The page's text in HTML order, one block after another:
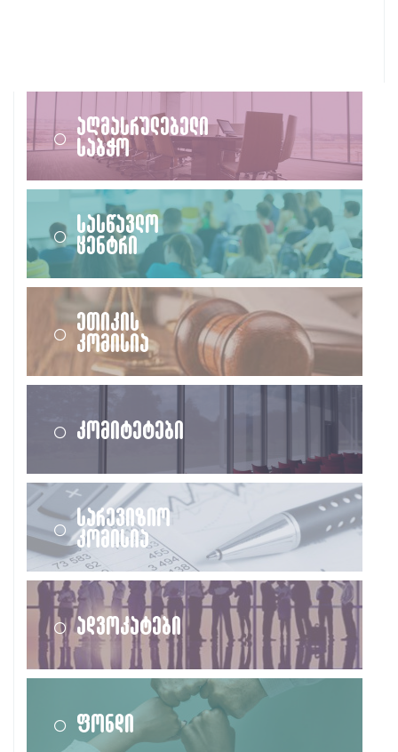
აღმასრულებელი
საბჭო
სასწავლო
ცენტრი
ეთიკის
კომისია
კომიტეტები
სარევიზიო
კომისია
ადვოკატები
ფონდი